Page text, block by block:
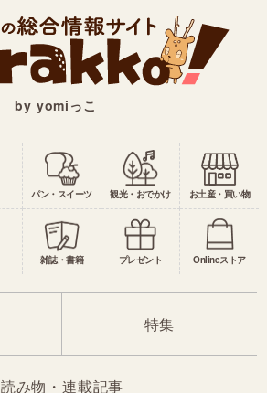
by yomiっこ
パン・スイーツ 観光・おでかけ お土産・買い物
雑誌・書籍 プレゼント Onlineストア
特集
読み物・連載記事